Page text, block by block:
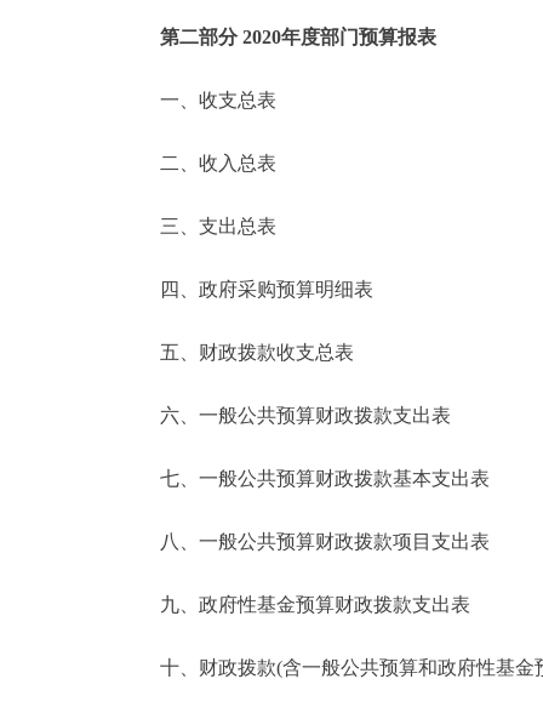
政民互动
12345网上接诉即办
参与调查
走进北京
北京概况
绿色北京
ENGLISH
第二部分 2020年度部门预算报表
一、收支总表
二、收入总表
三、支出总表
四、政府采购预算明细表
五、财政拨款收支总表
六、一般公共预算财政拨款支出表
七、一般公共预算财政拨款基本支出表
八、一般公共预算财政拨款项目支出表
九、政府性基金预算财政拨款支出表
十、财政拨款(含一般公共预算和政府性基金